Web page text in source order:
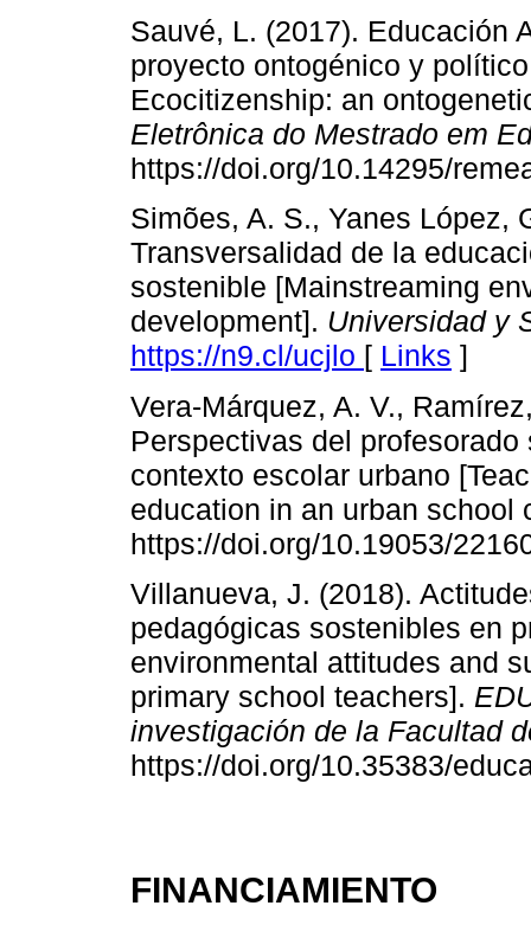
Sauvé, L. (2017). Educación
proyecto ontogénico y
Ecocitizenship: an
Eletrônica do Mestrado em
https://doi.org/10.14295/
Simões, A. S., Yanes López,
Transversalidad de la
sostenible [Mainstreaming
development]. Universidad y
https://n9.cl/ucjlo [ Links ]
Vera-Márquez, A. V.,
Perspectivas del
contexto escolar urbano
education in an urban school
https://doi.org/10.19053/
Villanueva, J. (2018).
pedagógicas sostenibles en
environmental attitudes and
primary school teachers].
investigación de la Facultad
https://doi.org/10.35383/
FINANCIAMIENTO